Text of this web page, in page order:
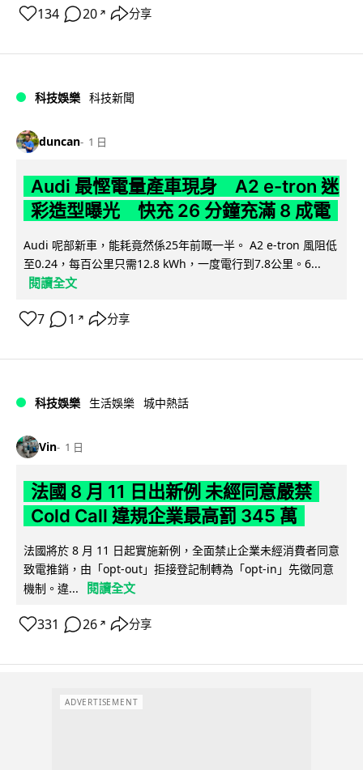
134 20 ↗ 分享
科技娛樂 科技新聞
duncan 1 日
Audi 最慳電量產車現身 A2 e-tron 迷
彩造型曝光 快充 26 分鐘充滿 8 成電
Audi 呢部新車，能耗竟然係25年前嘅一半。 A2 e-tron 風阻低
至0.24，每百公里只需12.8 kWh，一度電行到7.8公里。6...
閱讀全文
7 1 ↗ 分享
科技娛樂 生活娛樂 城中熱話
Vin 1 日
法國 8 月 11 日出新例 未經同意嚴禁
Cold Call 違規企業最高罰 345 萬
法國將於 8 月 11 日起實施新例，全面禁止企業未經消費者同意
致電推銷，由「opt-out」拒接登記制轉為「opt-in」先徵同意
機制。違...
閱讀全文
331 26 ↗ 分享
ADVERTISEMENT